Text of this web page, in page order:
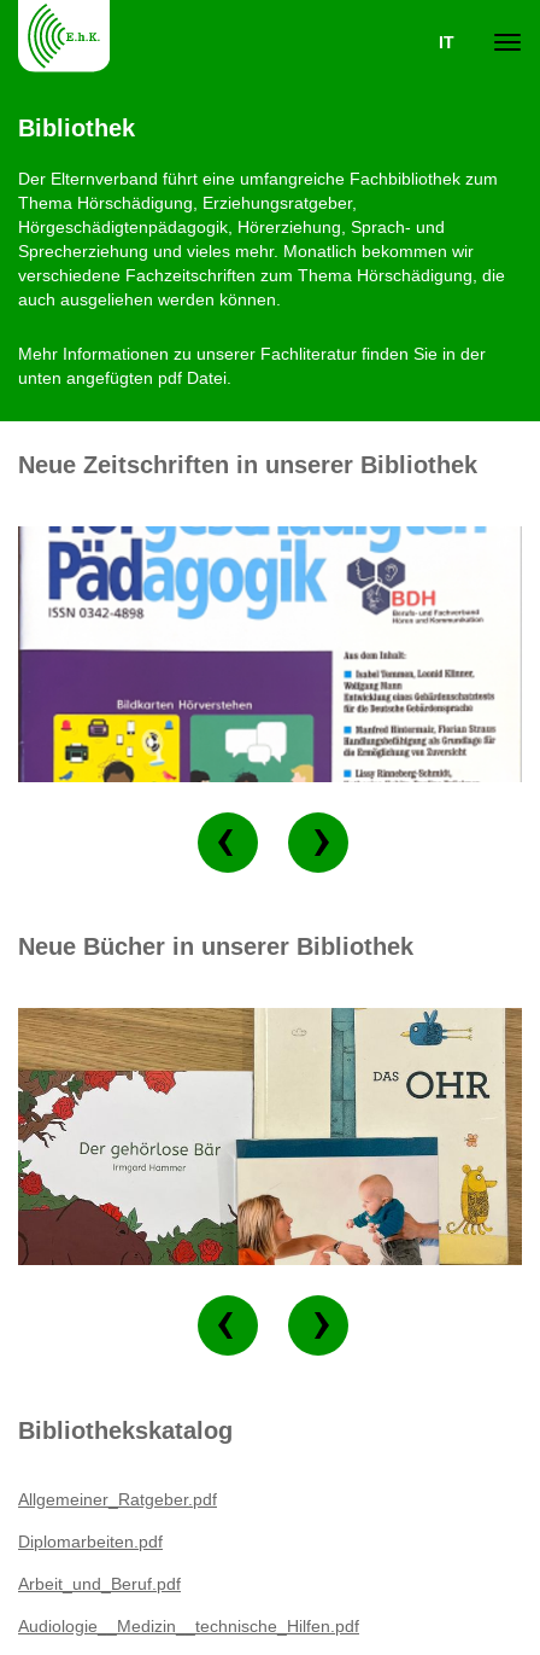
IT
Bibliothek
Der Elternverband führt eine umfangreiche Fachbibliothek zum
Thema Hörschädigung, Erziehungsratgeber,
Hörgeschädigtenpädagogik, Hörerziehung, Sprach- und
Sprecherziehung und vieles mehr. Monatlich bekommen wir
verschiedene Fachzeitschriften zum Thema Hörschädigung, die
auch ausgeliehen werden können.
Mehr Informationen zu unserer Fachliteratur finden Sie in der
unten angefügten pdf Datei.
Neue Zeitschriften in unserer Bibliothek
Neue Bücher in unserer Bibliothek
Bibliothekskatalog
Allgemeiner_Ratgeber.pdf
Diplomarbeiten.pdf
Arbeit_und_Beruf.pdf
Audiologie__Medizin__technische_Hilfen.pdf